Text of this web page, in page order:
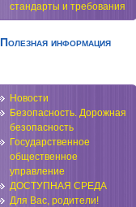
стандарты и требования
Полезная информация
Новости
Безопасность. Дорожная
безопасность
Государственное
общественное
управление
ДОСТУПНАЯ СРЕДА
Для Вас, родители!